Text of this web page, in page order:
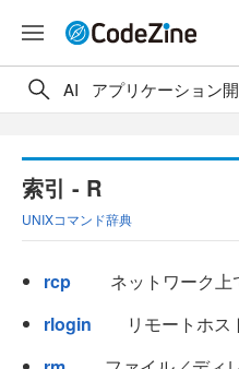
AI アプリケーション
索引 - R
UNIXコマンド辞典
rcp
ネットワーク
rlogin
リモートホス